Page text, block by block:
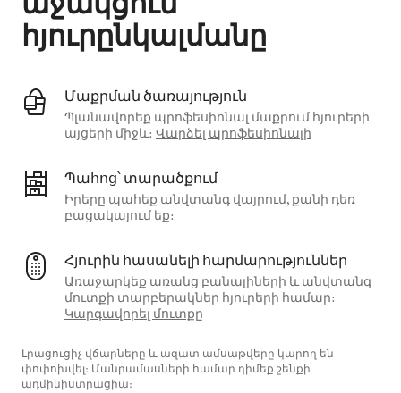
հյուրընկալմանը
Մաքրման ծառայություն
Պլանավորեք պրոֆեսիոնալ մաքրում հյուրերի
այցերի միջև։ Վարձել պրոֆեսիոնալի
Պահոց՝ տարածքում
Իրերը պահեք անվտանգ վայրում, քանի դեռ
բացակայում եք։
Հյուրին հասանելի հարմարություններ
Առաջարկեք առանց բանալիների և անվտանգ
մուտքի տարբերակներ հյուրերի համար։
Կարգավորել մուտքը
Լրացուցիչ վճարները և ազատ ամսաթվերը կարող են
փոփոխվել։ Մանրամասների համար դիմեք շենքի
ադմինիստրացիա։